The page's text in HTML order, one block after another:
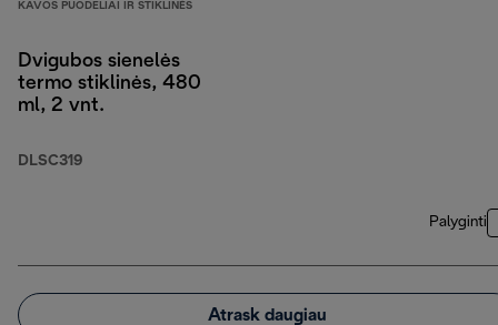
KAVOS PUODELIAI IR STIKLINĖS
Dvigubos sienelės
termo stiklinės, 480
ml, 2 vnt.
DLSC319
Palyginti
Atrask daugiau